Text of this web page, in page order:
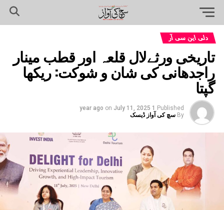
دلی این سی آر
تاریخی ورثےلال قلعہ اور قطب مینار
راجدھانی کی شان و شوکت: ریکھا
گپتا
Published
1 year ago
on July 11, 2025
By سچ کی آواز ڈیسک